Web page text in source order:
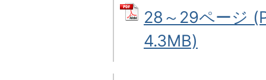
28～29ページ
4.3MB)